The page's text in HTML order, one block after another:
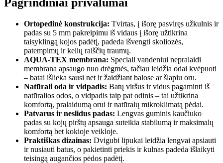
Ortopedinė konstrukcija: Tvirtas, į išorę pasviręs užkulnis ir
padas su 5 mm pakreipimu iš vidaus į išorę užtikrina
taisyklingą kojos padėtį, padeda išvengti skoliozės,
patempimų ir kelių raiščių traumų.
AQUA-TEX membrana: Speciali vandeniui nepralaidi
membrana apsaugo nuo drėgmės, tačiau leidžia odai kvėpuoti
– batai išlieka sausi net ir žaidžiant balose ar šlapiu oru.
Natūrali oda ir vidpadis: Batų viršus ir vidus pagaminti iš
natūralios odos, o vidpadis taip pat odinis – tai užtikrina
komfortą, pralaidumą orui ir natūralų mikroklimatą pėdai.
Patvarus ir neslidus padas: Lengvas guminis kaučiuko
padas su kojų pirštų apsauga suteikia stabilumą ir maksimalų
komfortą bet kokioje veikloje.
Praktiškas dizainas: Dvigubi lipukai leidžia lengvai apsiauti
ir nusiauti batus, o pakietinti priekis ir kulnas padeda išlaikyti
teisingą augančios pėdos padėtį.